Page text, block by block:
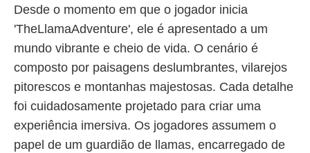
Desde o momento em que o jogador inicia
'TheLlamaAdventure', ele é apresentado a um
mundo vibrante e cheio de vida. O cenário é
composto por paisagens deslumbrantes, vilarejos
pitorescos e montanhas majestosas. Cada detalhe
foi cuidadosamente projetado para criar uma
experiência imersiva. Os jogadores assumem o
papel de um guardião de llamas, encarregado de